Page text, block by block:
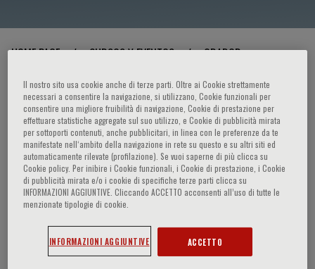
HOME PAGE / CURSOS Y EVENTOS / ORADOR
Carla Gramaglia
Novara, Italy
Participaciones del ponente
Il nostro sito usa cookie anche di terze parti. Oltre ai Cookie strettamente
necessari a consentire la navigazione, si utilizzano, Cookie funzionali per
consentire una migliore fruibilità di navigazione, Cookie di prestazione per
effettuare statistiche aggregate sul suo utilizzo, e Cookie di pubblicità mirata
per sottoporti contenuti, anche pubblicitari, in linea con le preferenze da te
manifestate nell‘ambito della navigazione in rete su questo e su altri siti ed
automaticamente rilevate (profilazione). Se vuoi saperne di più clicca su
Cookie policy. Per inibire i Cookie funzionali, i Cookie di prestazione, i Cookie
di pubblicità mirata e/o i cookie di specifiche terze parti clicca su
INFORMAZIONI AGGIUNTIVE. Cliccando ACCETTO acconsenti all’uso di tutte le
menzionate tipologie di cookie.
INFORMAZIONI AGGIUNTIVE ACCETTO